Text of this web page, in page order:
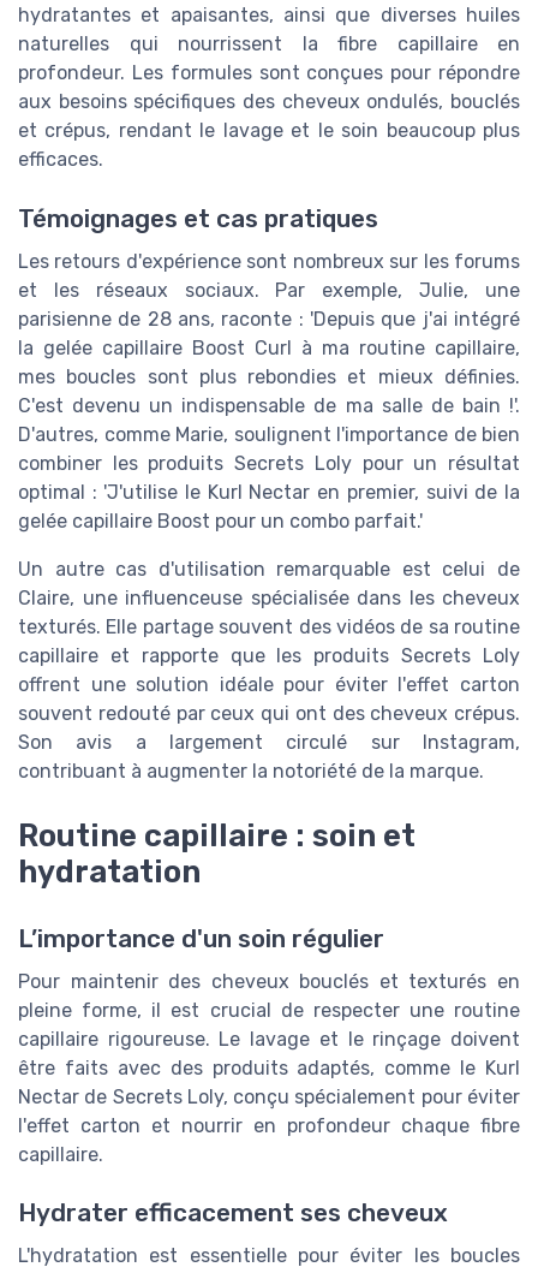
hydratantes et apaisantes, ainsi que diverses huiles
naturelles qui nourrissent la fibre capillaire en
profondeur. Les formules sont conçues pour répondre
aux besoins spécifiques des cheveux ondulés, bouclés
et crépus, rendant le lavage et le soin beaucoup plus
efficaces.
Témoignages et cas pratiques
Les retours d'expérience sont nombreux sur les forums
et les réseaux sociaux. Par exemple, Julie, une
parisienne de 28 ans, raconte : 'Depuis que j'ai intégré
la gelée capillaire Boost Curl à ma routine capillaire,
mes boucles sont plus rebondies et mieux définies.
C'est devenu un indispensable de ma salle de bain !'.
D'autres, comme Marie, soulignent l'importance de bien
combiner les produits Secrets Loly pour un résultat
optimal : 'J'utilise le Kurl Nectar en premier, suivi de la
gelée capillaire Boost pour un combo parfait.'
Un autre cas d'utilisation remarquable est celui de
Claire, une influenceuse spécialisée dans les cheveux
texturés. Elle partage souvent des vidéos de sa routine
capillaire et rapporte que les produits Secrets Loly
offrent une solution idéale pour éviter l'effet carton
souvent redouté par ceux qui ont des cheveux crépus.
Son avis a largement circulé sur Instagram,
contribuant à augmenter la notoriété de la marque.
Routine capillaire : soin et
hydratation
L’importance d'un soin régulier
Pour maintenir des cheveux bouclés et texturés en
pleine forme, il est crucial de respecter une routine
capillaire rigoureuse. Le lavage et le rinçage doivent
être faits avec des produits adaptés, comme le Kurl
Nectar de Secrets Loly, conçu spécialement pour éviter
l'effet carton et nourrir en profondeur chaque fibre
capillaire.
Hydrater efficacement ses cheveux
L'hydratation est essentielle pour éviter les boucles